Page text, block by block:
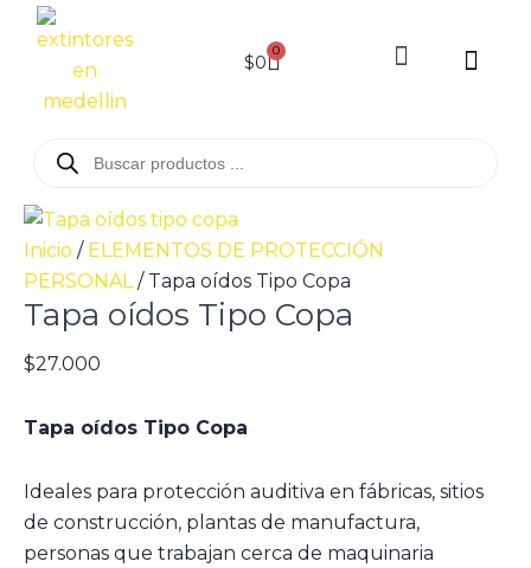
contenido
$0 0
Cart
de
productos
Inicio / ELEMENTOS DE PROTECCIÓN
PERSONAL / Tapa oídos Tipo Copa
Tapa oídos Tipo Copa
$27.000
Tapa oídos Tipo Copa
Ideales para protección auditiva en fábricas, sitios
de construcción, plantas de manufactura,
personas que trabajan cerca de maquinaria
Tapa
oídos
Copa